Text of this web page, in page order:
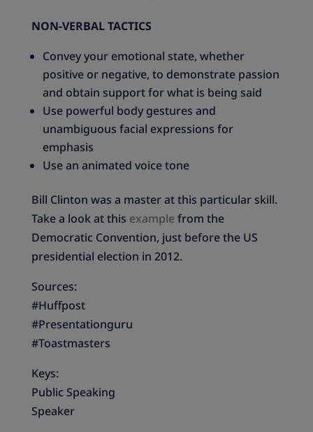
NON-VERBAL TACTICS
Convey your emotional state, whether
positive or negative, to demonstrate passion
and obtain support for what is being said
Use powerful body gestures and
unambiguous facial expressions for
emphasis
Use an animated voice tone
Bill Clinton was a master at this particular skill.
Take a look at this examplefrom the
Democratic Convention, just before the US
presidential election in 2012.
Sources:
#Huffpost
#Presentationguru
#Toastmasters
Keys:
Public Speaking
Speaker